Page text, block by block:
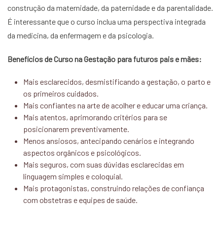
construção da maternidade, da paternidade e da parentalidade.
É interessante que o curso inclua uma perspectiva integrada
da medicina, da enfermagem e da psicologia.
Benefícios de Curso na Gestação para futuros pais e mães:
Mais esclarecidos, desmistificando a gestação, o parto e
os primeiros cuidados.
Mais confiantes na arte de acolher e educar uma criança.
Mais atentos, aprimorando critérios para se
posicionarem preventivamente.
Menos ansiosos, antecipando cenários e integrando
aspectos orgânicos e psicológicos.
Mais seguros, com suas dúvidas esclarecidas em
linguagem simples e coloquial.
Mais protagonistas, construindo relações de confiança
com obstetras e equipes de saúde.